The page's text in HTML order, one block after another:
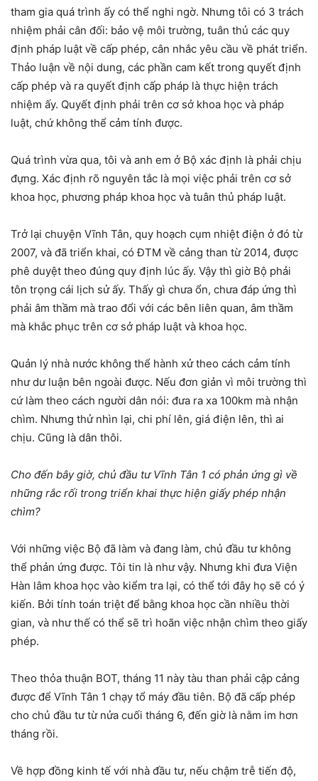
tham gia quá trình ấy có thể nghi ngờ. Nhưng tôi có 3 trách
nhiệm phải cân đối: bảo vệ môi trường, tuân thủ các quy
định pháp luật về cấp phép, cân nhắc yêu cầu về phát triển.
Thảo luận về nội dung, các phần cam kết trong quyết định
cấp phép và ra quyết định cấp pháp là thực hiện trách
nhiệm ấy. Quyết định phải trên cơ sở khoa học và pháp
luật, chứ không thể cảm tính được.
Quá trình vừa qua, tôi và anh em ở Bộ xác định là phải chịu
đựng. Xác định rõ nguyên tắc là mọi việc phải trên cơ sở
khoa học, phương pháp khoa học và tuân thủ pháp luật.
Trở lại chuyện Vĩnh Tân, quy hoạch cụm nhiệt điện ở đó từ
2007, và đã triển khai, có ĐTM về cảng than từ 2014, được
phê duyệt theo đúng quy định lúc ấy. Vậy thì giờ Bộ phải
tôn trọng cái lịch sử ấy. Thấy gì chưa ổn, chưa đáp ứng thì
phải âm thầm mà trao đổi với các bên liên quan, âm thầm
mà khắc phục trên cơ sở pháp luật và khoa học.
Quản lý nhà nước không thể hành xử theo cách cảm tính
như dư luận bên ngoài được. Nếu đơn giản vì môi trường thì
cứ làm theo cách người dân nói: đưa ra xa 100km mà nhận
chìm. Nhưng thử nhìn lại, chi phí lên, giá điện lên, thì ai
chịu. Cũng là dân thôi.
Cho đến bây giờ, chủ đầu tư Vĩnh Tân 1 có phản ứng gì về
những rắc rối trong triển khai thực hiện giấy phép nhận
chìm?
Với những việc Bộ đã làm và đang làm, chủ đầu tư không
thể phản ứng được. Tôi tin là như vậy. Nhưng khi đưa Viện
Hàn lâm khoa học vào kiểm tra lại, có thể tới đây họ sẽ có ý
kiến. Bởi tính toán triệt để bằng khoa học cần nhiều thời
gian, và như thế có thể sẽ trì hoãn việc nhận chìm theo giấy
phép.
Theo thỏa thuận BOT, tháng 11 này tàu than phải cập cảng
được để Vĩnh Tân 1 chạy tổ máy đầu tiên. Bộ đã cấp phép
cho chủ đầu tư từ nửa cuối tháng 6, đến giờ là nằm im hơn
tháng rồi.
Về hợp đồng kinh tế với nhà đầu tư, nếu chậm trễ tiến độ,